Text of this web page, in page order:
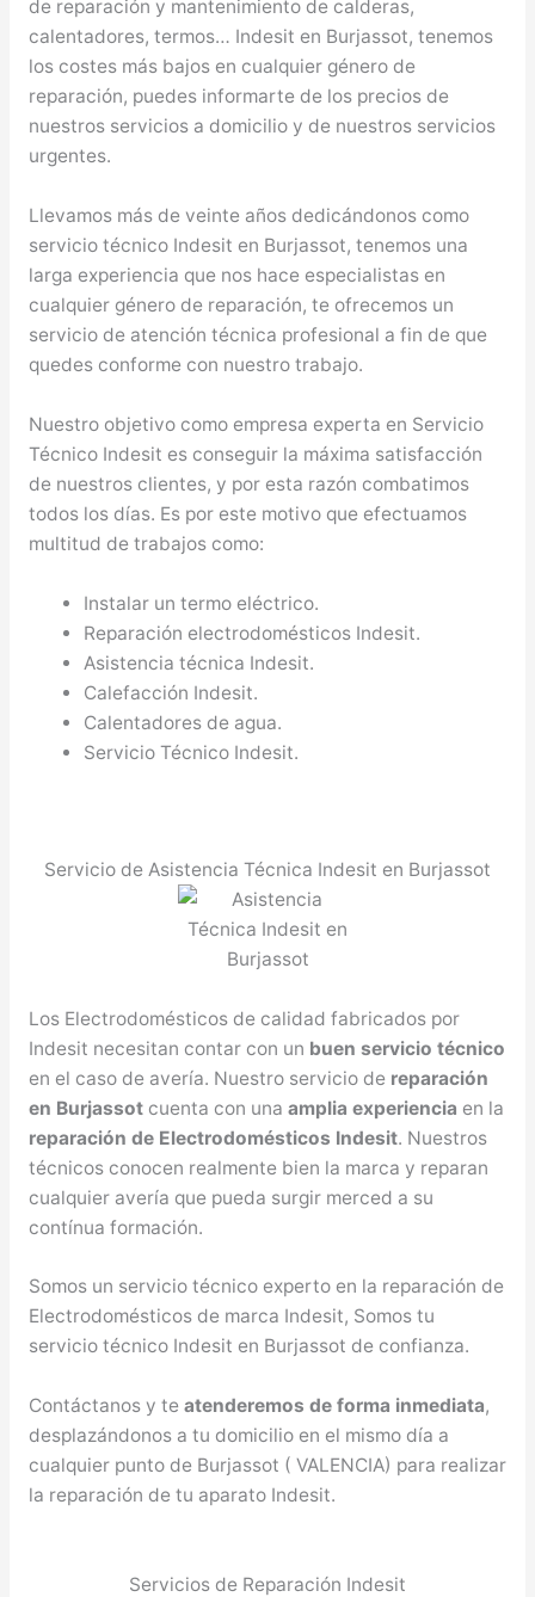
de reparación y mantenimiento de calderas,
calentadores, termos… Indesit en Burjassot, tenemos
los costes más bajos en cualquier género de
reparación, puedes informarte de los precios de
nuestros servicios a domicilio y de nuestros servicios
urgentes.
Llevamos más de veinte años dedicándonos como
servicio técnico Indesit en Burjassot, tenemos una
larga experiencia que nos hace especialistas en
cualquier género de reparación, te ofrecemos un
servicio de atención técnica profesional a fin de que
quedes conforme con nuestro trabajo.
Nuestro objetivo como empresa experta en Servicio
Técnico Indesit es conseguir la máxima satisfacción
de nuestros clientes, y por esta razón combatimos
todos los días. Es por este motivo que efectuamos
multitud de trabajos como:
Instalar un termo eléctrico.
Reparación electrodomésticos Indesit.
Asistencia técnica Indesit.
Calefacción Indesit.
Calentadores de agua.
Servicio Técnico Indesit.
Servicio de Asistencia Técnica Indesit en Burjassot
Los Electrodomésticos de calidad fabricados por
Indesit necesitan contar con un buen servicio técnico
en el caso de avería. Nuestro servicio de reparación
en Burjassotcuenta con una amplia experiencia en la
reparación de Electrodomésticos Indesit. Nuestros
técnicos conocen realmente bien la marca y reparan
cualquier avería que pueda surgir merced a su
contínua formación.
Somos un servicio técnico experto en la reparación de
Electrodomésticos de marca Indesit, Somos tu
servicio técnico Indesit en Burjassot de confianza.
Contáctanos y te atenderemos de forma inmediata,
desplazándonos a tu domicilio en el mismo día a
cualquier punto de Burjassot ( VALENCIA) para realizar
la reparación de tu aparato Indesit.
Servicios de Reparación Indesit